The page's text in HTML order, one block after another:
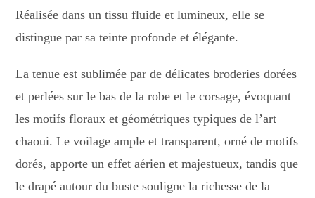
Réalisée dans un tissu fluide et lumineux, elle se
distingue par sa teinte profonde et élégante.
La tenue est sublimée par de délicates broderies dorées
et perlées sur le bas de la robe et le corsage, évoquant
les motifs floraux et géométriques typiques de l’art
chaoui. Le voilage ample et transparent, orné de motifs
dorés, apporte un effet aérien et majestueux, tandis que
le drapé autour du buste souligne la richesse de la